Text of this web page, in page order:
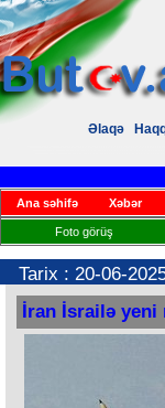
Əlaqə
Ana səhifə Xəbər
Foto görüş
Tarix : 20-06-
İran İsrailə yeni